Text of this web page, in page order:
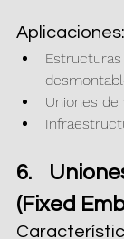
Aplicaciones:
Uniones de
6.
(Fixed